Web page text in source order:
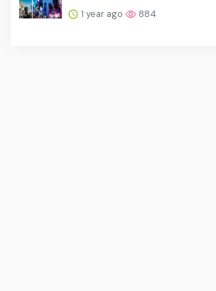
1 year ago 884